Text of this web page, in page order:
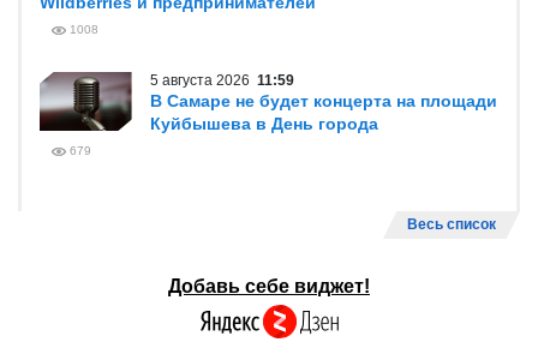
1008
5 августа 2026 11:59
В Самаре не будет концерта на площади
Куйбышева в День города
679
Весь список
Добавь себе виджет!